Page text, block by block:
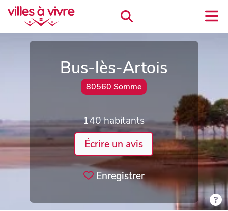
Bus-lès-Artois
80560 Somme
140 habitants
Écrire un avis
Enregistrer